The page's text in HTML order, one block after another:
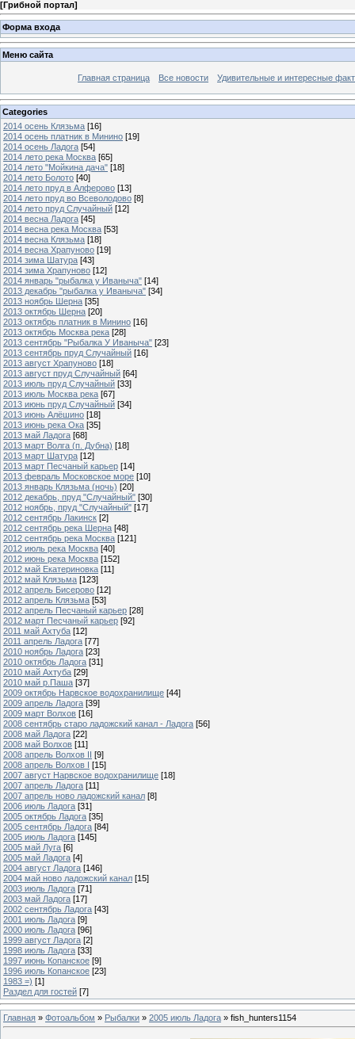
[Грибной портал]
Форма входа
Меню сайта
Главная страница Все новости Удивительные и интересные
Categories
2014 осень Клязьма [16]
2014 осень платник в Минино [19]
2014 осень Ладога [54]
2014 лето река Москва [65]
2014 лето "Мойкина дача" [18]
2014 лето Болото [40]
2014 лето пруд в Алферово [13]
2014 лето пруд во Всеволодово [8]
2014 лето пруд Случайный [12]
2014 весна Ладога [45]
2014 весна река Москва [53]
2014 весна Клязьма [18]
2014 весна Храпуново [19]
2014 зима Шатура [43]
2014 зима Храпуново [12]
2014 январь "рыбалка у Иваныча" [14]
2013 декабрь "рыбалка у Иваныча" [34]
2013 ноябрь Шерна [35]
2013 октябрь Шерна [20]
2013 октябрь платник в Минино [16]
2013 октябрь Москва река [28]
2013 сентябрь "Рыбалка У Иваныча" [23]
2013 сентябрь пруд Случайный [16]
2013 август Храпуново [18]
2013 август пруд Случайный [64]
2013 июль пруд Случайный [33]
2013 июль Москва река [67]
2013 июнь пруд Случайный [34]
2013 июнь Алёшино [18]
2013 июнь река Ока [35]
2013 май Ладога [68]
2013 март Волга (п. Дубна) [18]
2013 март Шатура [12]
2013 март Песчаный карьер [14]
2013 февраль Московское море [10]
2013 январь Клязьма (ночь) [20]
2012 декабрь, пруд "Случайный" [30]
2012 ноябрь, пруд "Случайный" [17]
2012 сентябрь Лакинск [2]
2012 сентябрь река Шерна [48]
2012 сентябрь река Москва [121]
2012 июль река Москва [40]
2012 июнь река Москва [152]
2012 май Екатериновка [11]
2012 май Клязьма [123]
2012 апрель Бисерово [12]
2012 апрель Клязьма [53]
2012 апрель Песчаный карьер [28]
2012 март Песчаный карьер [92]
2011 май Ахтуба [12]
2011 апрель Ладога [77]
2010 ноябрь Ладога [23]
2010 октябрь Ладога [31]
2010 май Ахтуба [29]
2010 май р.Паша [37]
2009 октябрь Нарвское водохранилище [44]
2009 апрель Ладога [39]
2009 март Волхов [16]
2008 сентябрь старо ладожский канал - Ладога [56]
2008 май Ладога [22]
2008 май Волхов [11]
2008 апрель Волхов II [9]
2008 апрель Волхов I [15]
2007 август Нарвское водохранилище [18]
2007 апрель Ладога [11]
2007 апрель ново ладожский канал [8]
2006 июль Ладога [31]
2005 октябрь Ладога [35]
2005 сентябрь Ладога [84]
2005 июль Ладога [145]
2005 май Луга [6]
2005 май Ладога [4]
2004 август Ладога [146]
2004 май ново ладожский канал [15]
2003 июль Ладога [71]
2003 май Ладога [17]
2002 сентябрь Ладога [43]
2001 июль Ладога [9]
2000 июль Ладога [96]
1999 август Ладога [2]
1998 июль Ладога [33]
1997 июнь Копанское [9]
1996 июль Копанское [23]
1983 =) [1]
Раздел для гостей [7]
Главная » Фотоальбом » Рыбалки » 2005 июль Ладога » fish_hunters1154